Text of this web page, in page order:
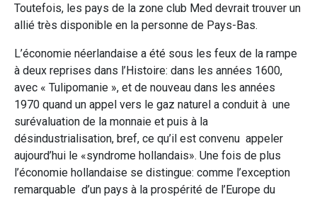
Toutefois, les pays de la zone club Med devrait trouver un
allié très disponible en la personne de Pays-Bas.
L’économie néerlandaise a été sous les feux de la rampe
à deux reprises dans l’Histoire: dans les années 1600,
avec « Tulipomanie », et de nouveau dans les années
1970 quand un appel vers le gaz naturel a conduit à une
surévaluation de la monnaie et puis à la
désindustrialisation, bref, ce qu’il est convenu appeler
aujourd’hui le «syndrome hollandais». Une fois de plus
l’économie hollandaise se distingue: comme l’exception
remarquable d’un pays à la prospérité de l’Europe du